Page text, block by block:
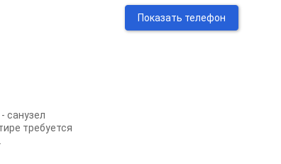
санузел
требуется
Показать телефон